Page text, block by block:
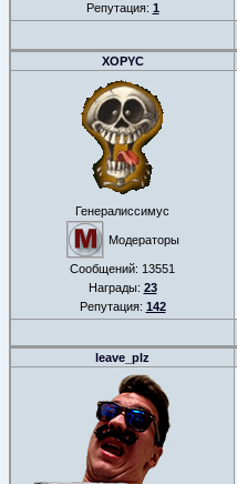
Репутация: 1
XOPYC
Генералиссимус
Модераторы
Сообщений: 13551
Награды: 23
Репутация: 142
leave_plz